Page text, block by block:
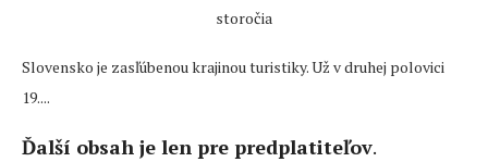
storočia
Slovensko je zasľúbenou krajinou turistiky. Už v druhej polovici
19....
Ďalší obsah je len pre predplatiteľov.